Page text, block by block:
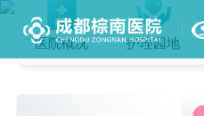
医院概况 护理园地